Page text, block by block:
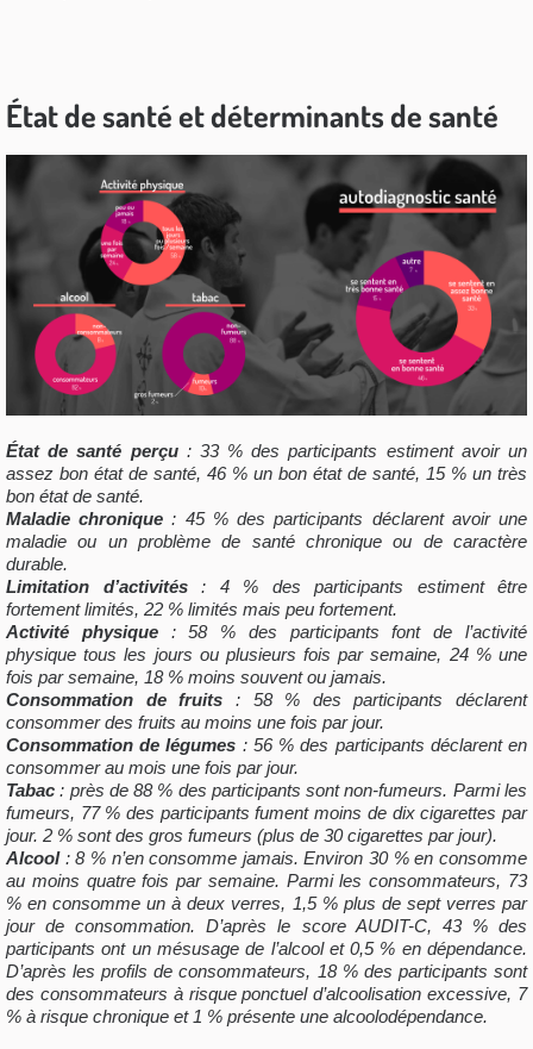
État de santé et déterminants de santé
État de santé perçu: 33 % des participants estiment avoir un
assez bon état de santé, 46 % un bon état de santé, 15 % un très
bon état de santé.
Maladie chronique : 45 %des participants déclarent avoir une
maladie ou un problème de santé chronique ou de caractère
durable.
Limitation d’activités: 4 % des participants estiment être
fortement limités, 22 % limités mais peu fortement.
Activité physique: 58 % des participants font de l’activité
physique tous les jours ou plusieurs fois par semaine, 24 % une
fois par semaine, 18 % moins souvent ou jamais.
Consommation de fruits : 58 % des participants déclarent
consommer des fruits au moins une fois par jour.
Consommation de légumes : 56 % des participants déclarent en
consommer au mois une fois par jour.
Tabac : près de 88 % des participants sont non-fumeurs. Parmi les
fumeurs, 77 % des participants fument moins de dix cigarettes par
jour. 2 % sont des gros fumeurs (plus de 30 cigarettes par jour).
Alcool: 8 % n’en consomme jamais. Environ 30 % en consomme
au moins quatre fois par semaine. Parmi les consommateurs, 73
% en consomme un à deux verres, 1,5 % plus de sept verres par
jour de consommation. D’après le score AUDIT-C, 43 % des
participants ont un mésusage de l’alcool et 0,5 % en dépendance.
D’après les profils de consommateurs, 18 % des participants sont
des consommateurs à risque ponctuel d’alcoolisation excessive, 7
% à risque chronique et 1 % présente une alcoolodépendance.